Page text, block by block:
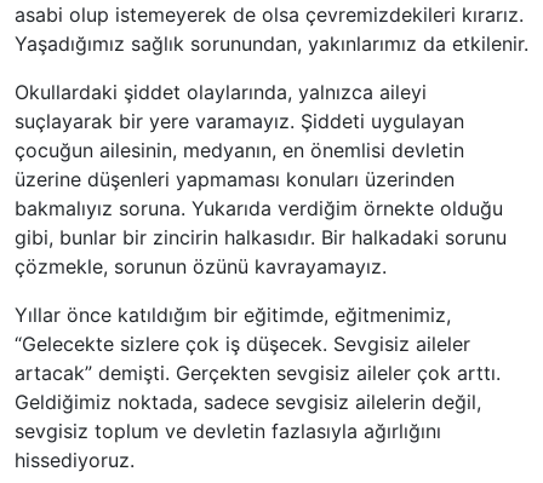
asabi olup istemeyerek de olsa çevremizdekileri kırarız.
Yaşadığımız sağlık sorunundan, yakınlarımız da etkilenir.
Okullardaki şiddet olaylarında, yalnızca aileyi
suçlayarak bir yere varamayız. Şiddeti uygulayan
çocuğun ailesinin, medyanın, en önemlisi devletin
üzerine düşenleri yapmaması konuları üzerinden
bakmalıyız soruna. Yukarıda verdiğim örnekte olduğu
gibi, bunlar bir zincirin halkasıdır. Bir halkadaki sorunu
çözmekle, sorunun özünü kavrayamayız.
Yıllar önce katıldığım bir eğitimde, eğitmenimiz,
“Gelecekte sizlere çok iş düşecek. Sevgisiz aileler
artacak” demişti. Gerçekten sevgisiz aileler çok arttı.
Geldiğimiz noktada, sadece sevgisiz ailelerin değil,
sevgisiz toplum ve devletin fazlasıyla ağırlığını
hissediyoruz.